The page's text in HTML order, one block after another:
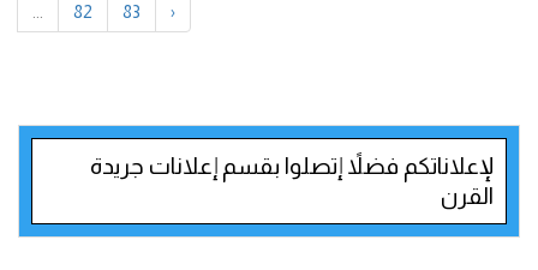
82 83 ›
لإعلاناتكم فضلاً إتصلوا بقسم إعلانات جريدة
القرن